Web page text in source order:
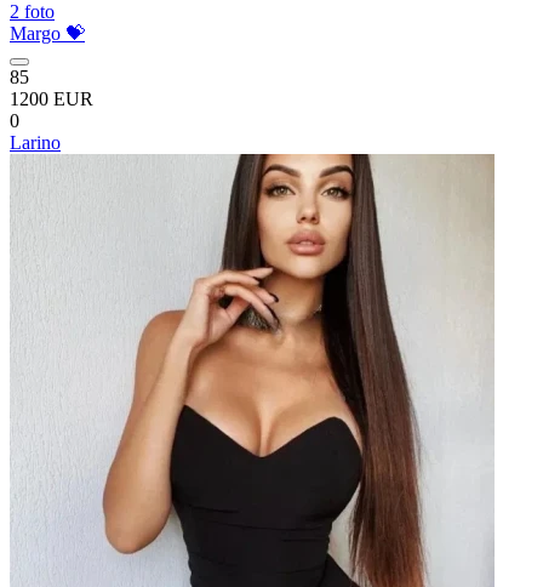
2 foto
Margo 💝
85
1200 EUR
0
Larino